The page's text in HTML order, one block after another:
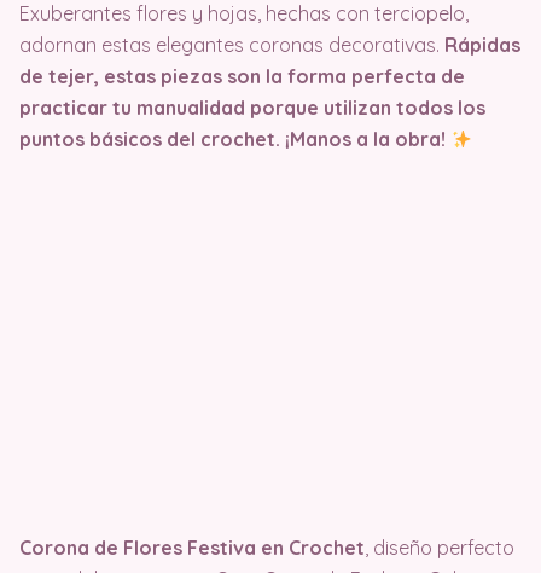
Exuberantes flores y hojas, hechas con terciopelo,
adornan estas elegantes coronas decorativas. Rápidas
de tejer, estas piezas son la forma perfecta de
practicar tu manualidad porque utilizan todos los
puntos básicos del crochet. ¡Manos a la obra!
Corona de Flores Festiva en Crochet, diseño perfecto